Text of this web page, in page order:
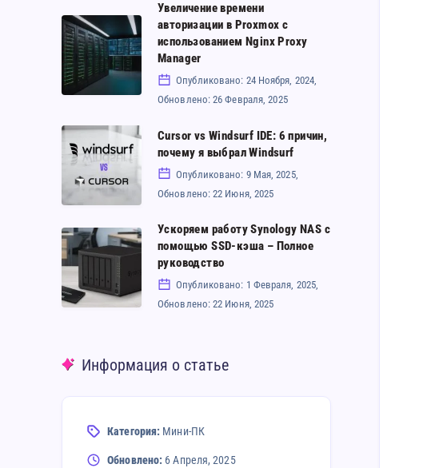
сети
Сервера
в
2025
Увеличение
времени
авторизации
в
использованием
Nginx
Manager
Увеличение времени
авторизации в Proxmox с
использованием Nginx Proxy
Manager
Опубликовано: 24 Ноября, 2024,
Обновлено: 26 Февраля, 2025
Cursor
vs
Windsurf
IDE:
6
причин,
почему
я
Cursor vs Windsurf IDE: 6 причин,
почему я выбрал Windsurf
Опубликовано: 9 Мая, 2025,
Обновлено: 22 Июня, 2025
Ускоряем
работу
Synology
NAS
помощью
Полное
Ускоряем работу Synology NAS с
помощью SSD-кэша – Полное
руководство
Опубликовано: 1 Февраля, 2025,
Обновлено: 22 Июня, 2025
Информация о статье
Категория: Мини-ПК
Обновлено: 6 Апреля, 2025